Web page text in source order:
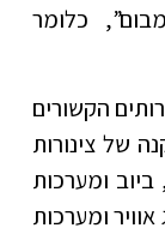
כלומר
הקשורים
של צינורות
ומערכות
ומערכות